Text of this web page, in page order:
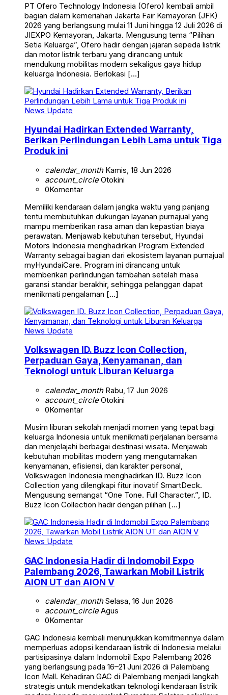
PT Ofero Technology Indonesia (Ofero) kembali ambil
bagian dalam kemeriahan Jakarta Fair Kemayoran (JFK)
2026 yang berlangsung mulai 11 Juni hingga 12 Juli 2026 di
JIEXPO Kemayoran, Jakarta. Mengusung tema “Pilihan
Setia Keluarga”, Ofero hadir dengan jajaran sepeda listrik
dan motor listrik terbaru yang dirancang untuk
mendukung mobilitas modern sekaligus gaya hidup
keluarga Indonesia. Berlokasi […]
News Update
Hyundai Hadirkan Extended Warranty,
Berikan Perlindungan Lebih Lama untuk Tiga
Produk ini
calendar_monthKamis, 18 Jun 2026
account_circleOtokini
0Komentar
Memiliki kendaraan dalam jangka waktu yang panjang
tentu membutuhkan dukungan layanan purnajual yang
mampu memberikan rasa aman dan kepastian biaya
perawatan. Menjawab kebutuhan tersebut, Hyundai
Motors Indonesia menghadirkan Program Extended
Warranty sebagai bagian dari ekosistem layanan purnajual
myHyundaiCare. Program ini dirancang untuk
memberikan perlindungan tambahan setelah masa
garansi standar berakhir, sehingga pelanggan dapat
menikmati pengalaman […]
News Update
Volkswagen ID. Buzz Icon Collection,
Perpaduan Gaya, Kenyamanan, dan
Teknologi untuk Liburan Keluarga
calendar_monthRabu, 17 Jun 2026
account_circleOtokini
0Komentar
Musim liburan sekolah menjadi momen yang tepat bagi
keluarga Indonesia untuk menikmati perjalanan bersama
dan menjelajahi berbagai destinasi wisata. Menjawab
kebutuhan mobilitas modern yang mengutamakan
kenyamanan, efisiensi, dan karakter personal,
Volkswagen Indonesia menghadirkan ID. Buzz Icon
Collection yang dilengkapi fitur inovatif SmartDeck.
Mengusung semangat “One Tone. Full Character.”, ID.
Buzz Icon Collection hadir dengan pilihan […]
News Update
GAC Indonesia Hadir di Indomobil Expo
Palembang 2026, Tawarkan Mobil Listrik
AION UT dan AION V
calendar_monthSelasa, 16 Jun 2026
account_circleAgus
0Komentar
GAC Indonesia kembali menunjukkan komitmennya dalam
memperluas adopsi kendaraan listrik di Indonesia melalui
partisipasinya dalam Indomobil Expo Palembang 2026
yang berlangsung pada 16–21 Juni 2026 di Palembang
Icon Mall. Kehadiran GAC di Palembang menjadi langkah
strategis untuk mendekatkan teknologi kendaraan listrik